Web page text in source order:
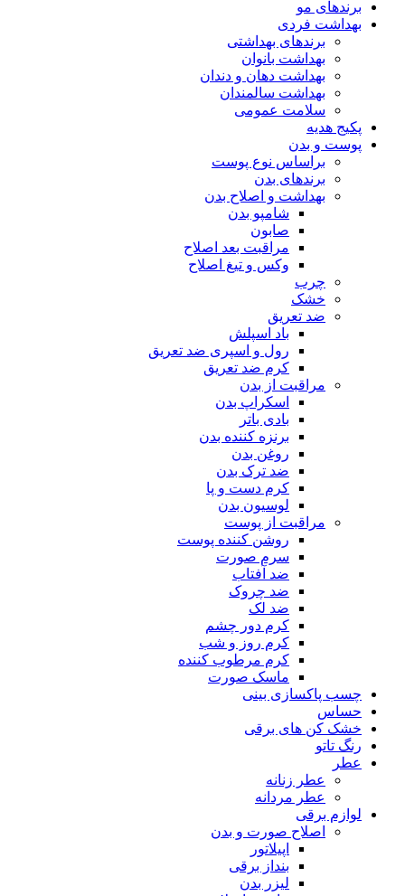
برندهای مو
بهداشت فردی
برندهای بهداشتی
بهداشت بانوان
بهداشت دهان و دندان
بهداشت سالمندان
سلامت عمومی
پکیج هدیه
پوست و بدن
براساس نوع پوست
برندهای بدن
بهداشت و اصلاح بدن
شامپو بدن
صابون
مراقبت بعد اصلاح
وکس و تیغ اصلاح
چرب
خشک
ضد تعریق
باد اسپلش
رول و اسپری ضد تعریق
کرم ضد تعریق
مراقبت از بدن
اسکراپ بدن
بادی باتر
برنزه کننده بدن
روغن بدن
ضد ترک بدن
کرم دست و پا
لوسیون بدن
مراقبت از پوست
روشن کننده پوست
سرم صورت
ضد آفتاب
ضد چروک
ضد لک
کرم دور چشم
کرم روز و شب
کرم مرطوب کننده
ماسک صورت
چسب پاکسازی بینی
حساس
خشک کن های برقی
رنگ تاتو
عطر
عطر زنانه
عطر مردانه
لوازم برقی
اصلاح صورت و بدن
اپیلاتور
بنداز برقی
لیزر بدن